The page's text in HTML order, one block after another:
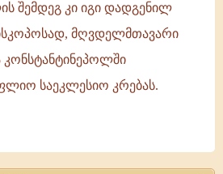
შემდეგ კი იგი დადგენილ
მღვდელმთავარი
საეკლესიო კრებას.